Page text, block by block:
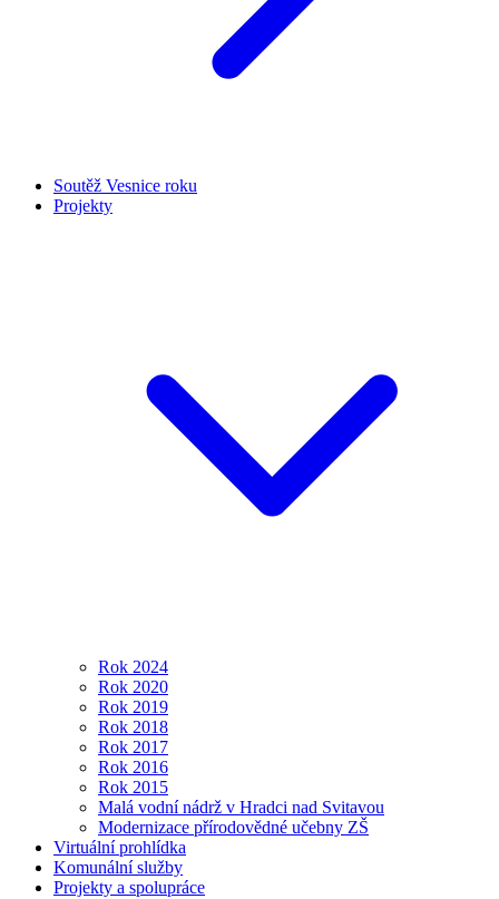
Soutěž Vesnice roku
Projekty
Rok 2024
Rok 2020
Rok 2019
Rok 2018
Rok 2017
Rok 2016
Rok 2015
Malá vodní nádrž v Hradci nad Svitavou
Modernizace přírodovědné učebny ZŠ
Virtuální prohlídka
Komunální služby
Projekty a spolupráce